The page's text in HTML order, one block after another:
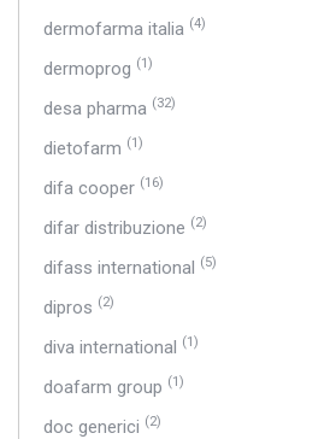
dermofarma italia (4)
dermoprog (1)
desa pharma (32)
dietofarm (1)
difa cooper (16)
difar distribuzione (2)
difass international (5)
dipros (2)
diva international (1)
doafarm group (1)
doc generici (2)